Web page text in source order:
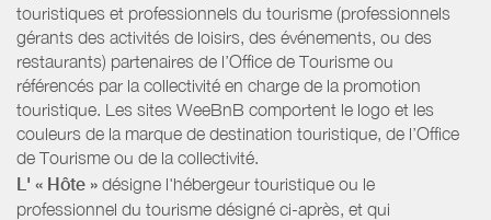
touristiques et professionnels du tourisme (professionnels
gérants des activités de loisirs, des événements, ou des
restaurants) partenaires de l’Office de Tourisme ou
référencés par la collectivité en charge de la promotion
touristique. Les sites WeeBnB comportent le logo et les
couleurs de la marque de destination touristique, de l’Office
de Tourisme ou de la collectivité.
L' « Hôte » désigne l'hébergeur touristique ou le
professionnel du tourisme désigné ci-après, et qui